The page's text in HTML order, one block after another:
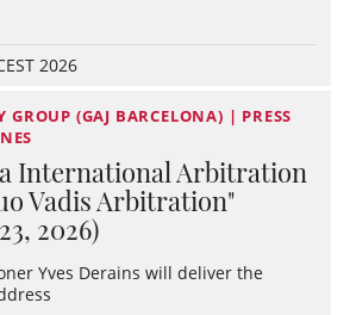
2026
GROUP (GAJ BARCELONA) | PRESS
International Arbitration
Vadis Arbitration"
2026)
Yves Derains will deliver the